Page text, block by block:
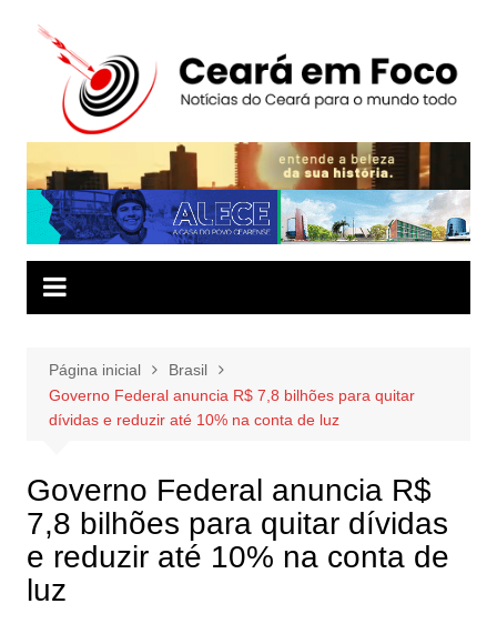
conteúdo
Página inicial
Brasil
Governo Federal anuncia R$ 7,8 bilhões para quitar
dívidas e reduzir até 10% na conta de luz
Governo Federal anuncia R$
7,8 bilhões para quitar dívidas
e reduzir até 10% na conta de
luz